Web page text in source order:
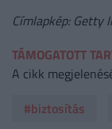
Címlapkép: Getty
TÁMOGATOTT
A cikk
#biztosítás